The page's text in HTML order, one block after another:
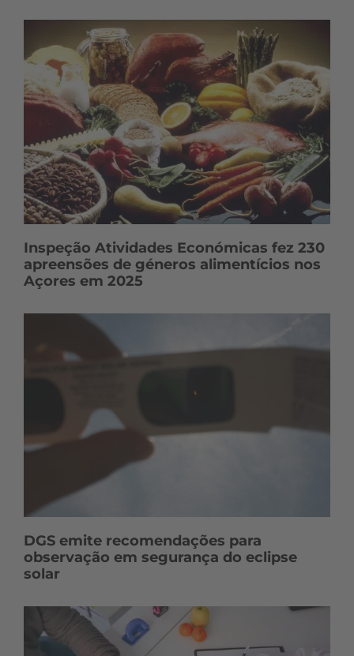
Inspeção Atividades Económicas fez 230
apreensões de géneros alimentícios nos
Açores em 2025
DGS emite recomendações para
observação em segurança do eclipse
solar